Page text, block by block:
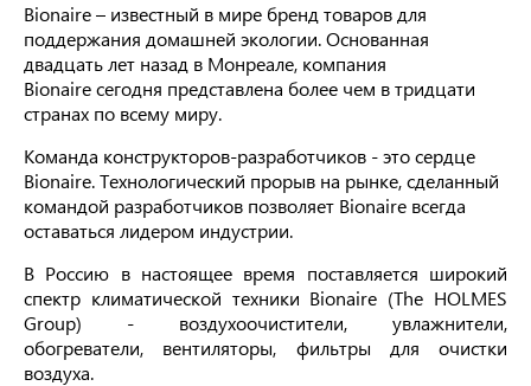
Bionaire – известный в мире бренд товаров для
поддержания домашней экологии. Основанная
двадцать лет назад в Монреале, компания
Bionaire сегодня представлена более чем в тридцати
странах по всему миру.
Команда конструкторов-разработчиков - это сердце
Bionaire. Технологический прорыв на рынке, сделанный
командой разработчиков позволяет Bionaire всегда
оставаться лидером индустрии.
В Россию в настоящее время поставляется широкий
спектр климатической техники Bionaire (The HOLMES
Group) - воздухоочистители, увлажнители,
обогреватели, вентиляторы, фильтры для очистки
воздуха.